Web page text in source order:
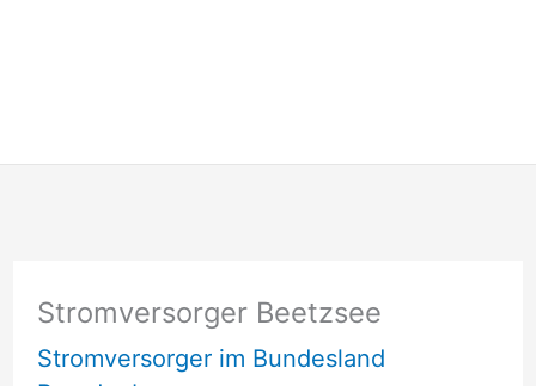
Stromversorger Beetzsee
Stromversorger im Bundesland